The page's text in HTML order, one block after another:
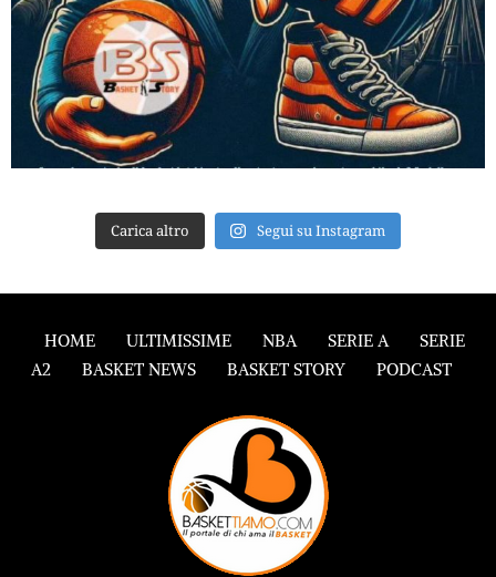
Carica altro Segui su Instagram
HOME ULTIMISSIME NBA SERIE A
SERIE
A2
BASKET NEWS BASKET STORY PODCAST